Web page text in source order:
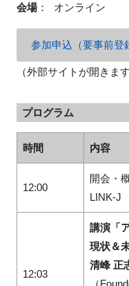
会場： オンライン
参加申込（要事前登
（外部サイトが開きます
プログラム
時間 内容
12:00
開会・
LINK-J
12:03
講演「
現状＆
清峰 正
（